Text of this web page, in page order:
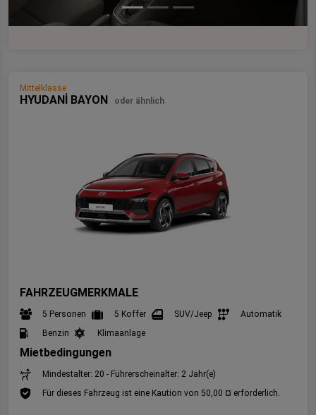
Mittelklasse
HYUDANİ BAYON oder ähnlich
FAHRZEUGMERKMALE
5 Personen 5 Koffer SUV/Jeep
Automatik
Benzin
Klimaanlage
Mietbedingungen
Mindestalter: 20 - Führerscheinalter: 2 Jahr(e)
Für dieses Fahrzeug ist eine Kaution von 50,00 ¤ erforderlich.